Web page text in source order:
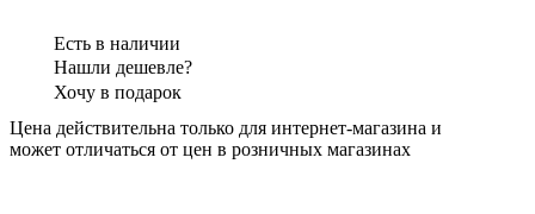
Есть в наличии
Нашли дешевле?
Хочу в подарок
Цена действительна только для интернет-магазина и
может отличаться от цен в розничных магазинах